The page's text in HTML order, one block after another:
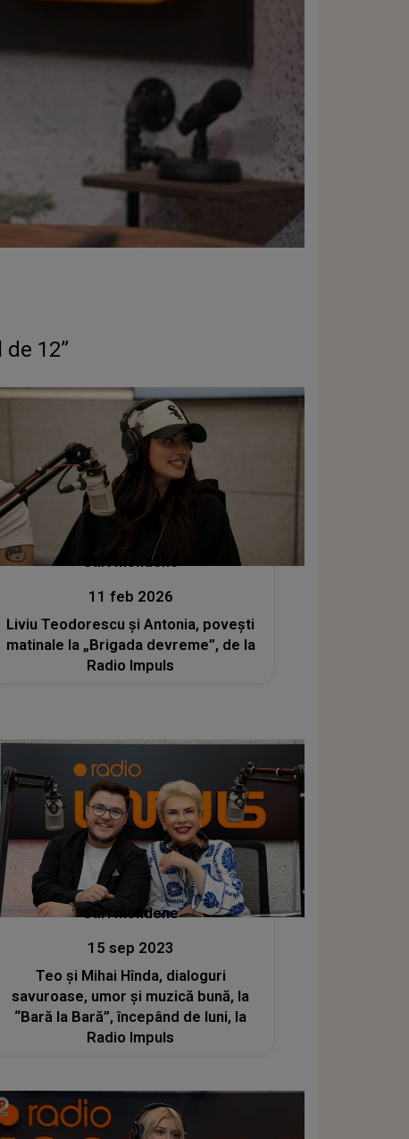
12”
Stiri mondene
11 feb 2026
Liviu Teodorescu și Antonia, povești
matinale la „Brigada devreme”, de la
Radio Impuls
Stiri mondene
15 sep 2023
Teo și Mihai Hînda, dialoguri
savuroase, umor și muzică bună, la
“Bară la Bară”, începând de luni, la
Radio Impuls